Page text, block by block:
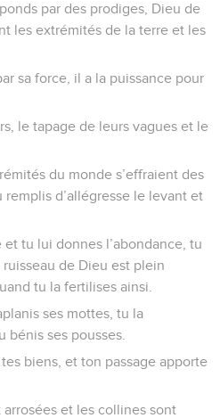
par des prodiges, Dieu de
les extrémités de la terre et les
sa force, il a la puissance pour
le tapage de leurs vagues et le
du monde s’effraient des
d’allégresse le levant et
tu lui donnes l’abondance, tu
de Dieu est plein
tu la fertilises ainsi.
ses mottes, tu la
bénis ses pousses.
biens, et ton passage apporte
et les collines sont